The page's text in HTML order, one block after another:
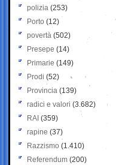
polizia (253)
Porto (12)
povertà (502)
Presepe (14)
Primarie (149)
Prodi (52)
Provincia (139)
radici e valori (3.682)
RAI (359)
rapine (37)
Razzismo (1.410)
Referendum (200)